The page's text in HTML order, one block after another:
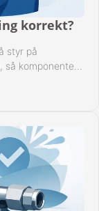
korrekt?
styr på
komponenten